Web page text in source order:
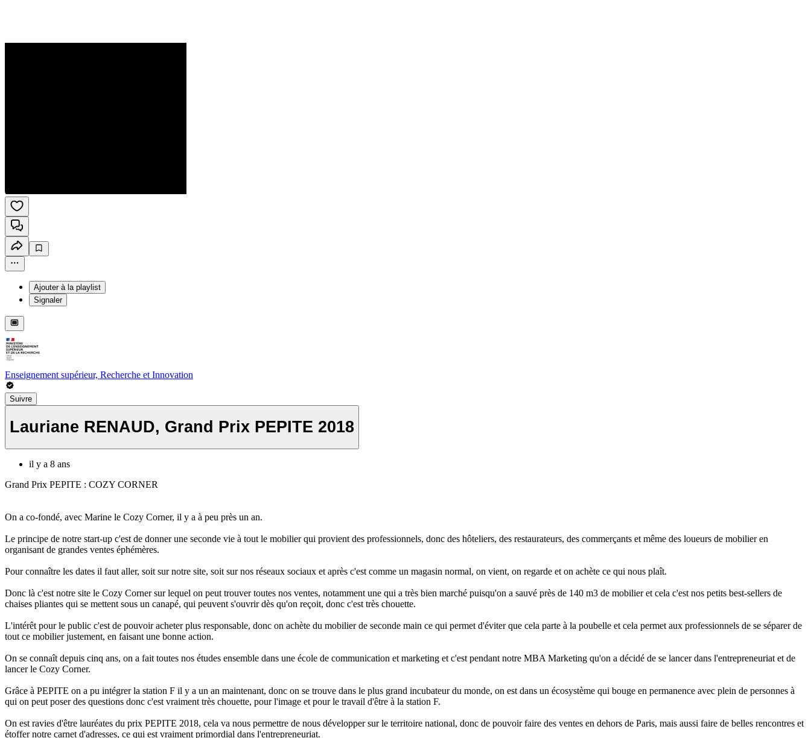
Ajouter à la playlist
Signaler
Enseignement supérieur, Recherche et Innovation
Suivre
Lauriane RENAUD, Grand Prix PEPITE 2018
il y a 8 ans
Grand Prix PEPITE : COZY CORNER
On a co-fondé, avec Marine le Cozy Corner, il y a à peu près un an.
Le principe de notre start-up c'est de donner une seconde vie à tout le mobilier qui provient des professionnels, donc des hôteliers, des restaurateurs, des commerçants et même des loueurs de mobilier en
organisant de grandes ventes éphémères.
Pour connaître les dates il faut aller, soit sur notre site, soit sur nos réseaux sociaux et après c'est comme un magasin normal, on vient, on regarde et on achète ce qui nous plaît.
Donc là c'est notre site le Cozy Corner sur lequel on peut trouver toutes nos ventes, notamment une qui a très bien marché puisqu'on a sauvé près de 140 m3 de mobilier et cela c'est nos petits best-sellers de
chaises pliantes qui se mettent sous un canapé, qui peuvent s'ouvrir dès qu'on reçoit, donc c'est très chouette.
L'intérêt pour le public c'est de pouvoir acheter plus responsable, donc on achète du mobilier de seconde main ce qui permet d'éviter que cela parte à la poubelle et cela permet aux professionnels de se séparer de
tout ce mobilier justement, en faisant une bonne action.
On se connaît depuis cinq ans, on a fait toutes nos études ensemble dans une école de communication et marketing et c'est pendant notre MBA Marketing qu'on a décidé de se lancer dans l'entrepreneuriat et de
lancer le Cozy Corner.
Grâce à PEPITE on a pu intégrer la station F il y a un an maintenant, donc on se trouve dans le plus grand incubateur du monde, on est dans un écosystème qui bouge en permanence avec plein de personnes à
qui on peut poser des questions donc c'est vraiment très chouette, pour l'image et pour le travail d'être à la station F.
On est ravies d'être lauréates du prix PEPITE 2018, cela va nous permettre de nous développer sur le territoire national, donc de pouvoir faire des ventes en dehors de Paris, mais aussi faire de belles rencontres et
étoffer notre carnet d'adresses, ce qui est vraiment primordial dans l'entrepreneuriat.